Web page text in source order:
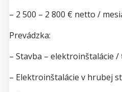
– 2 500 – 2 800 € netto /
Prevádzka:
– Stavba – elektroinštalácie
– Elektroinštalácie v hrubej